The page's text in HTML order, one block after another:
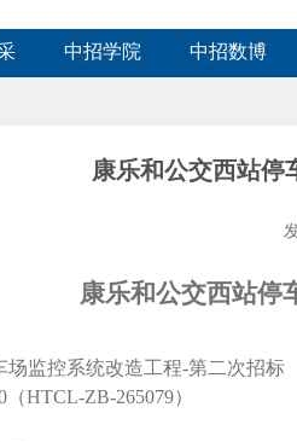
中招学院 中招数博
康乐和公交西站停
康乐和公交西站停
监控系统改造工程-第二次招标
HTCL-ZB-265079）